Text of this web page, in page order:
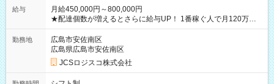
給与
月給450,000円～800,000円
★配達個数が増えるとさらに給与UP！ 1番稼ぐ人で月120万ほ
ど！ ・主要都市エリア 月収55万円／週5日稼働 月収65万~112
万円／週6日稼働 ・地方郊外エリア 月収40万円／週5日稼働 月
収40万円~50万円／週6日稼働 ＜モデルイメージ＞ ■月収50万
円 (27歳男性/江東区在住)※元建築関係 1日150個配達×25日勤務
(日休み) ■月収80万円(43歳男性/墨田区在住)※元営業 1日200個
勤務地
広島市安佐南区
広島県広島市安佐南区
JCSロジスコ株式会社